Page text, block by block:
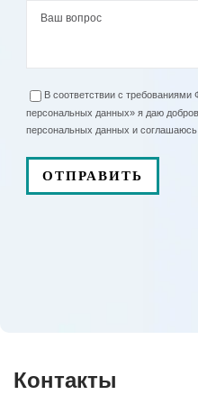
В соответствии с
персональных данных» я даю
персональных данных и соглашаюсь
Контакты